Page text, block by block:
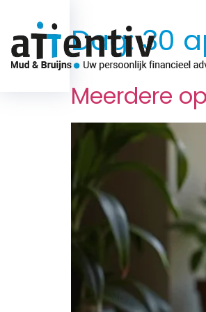
Over ons Dag:30
Meerdere